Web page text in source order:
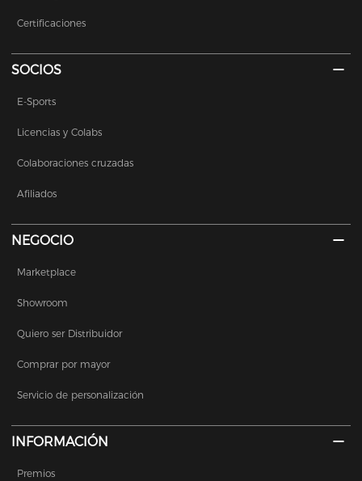
Certificaciones
SOCIOS
E-Sports
Licencias y Colabs
Colaboraciones cruzadas
Afiliados
NEGOCIO
Marketplace
Showroom
Quiero ser Distribuidor
Comprar por mayor
Servicio de personalización
INFORMACIÓN
Premios